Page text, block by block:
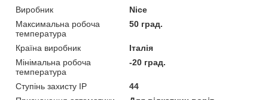
Виробник
Nice
Максимальна робоча
температура
50 град.
Країна виробник
Італія
Мінімальна робоча
температура
-20 град.
Ступінь захисту IP
44